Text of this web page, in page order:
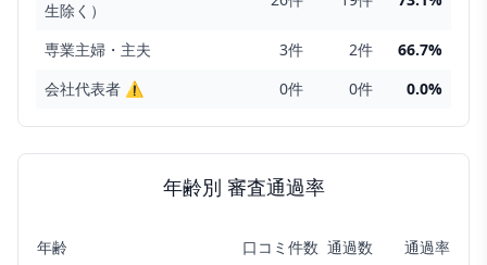
生除く）
専業主婦・主夫 3件 2件 66.7%
会社代表者 ⚠ 0件 0件 0.0%
年齢別 審査通過率
年齢 口コミ件数 通過数
通過率